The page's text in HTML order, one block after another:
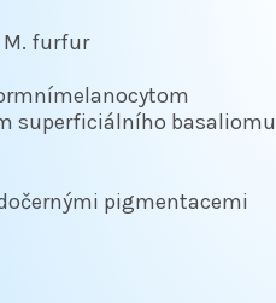
furfur
superficiálního basaliomu
pigmentacemi